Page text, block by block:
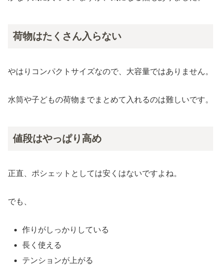
荷物はたくさん入らない
やはりコンパクトサイズなので、大容量ではありません。
水筒や子どもの荷物までまとめて入れるのは難しいです。
値段はやっぱり高め
正直、ポシェットとしては安くはないですよね。
でも、
作りがしっかりしている
長く使える
テンションが上がる